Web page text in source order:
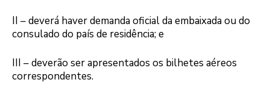
II – deverá haver demanda oficial da embaixada ou do
consulado do país de residência; e
III – deverão ser apresentados os bilhetes aéreos
correspondentes.